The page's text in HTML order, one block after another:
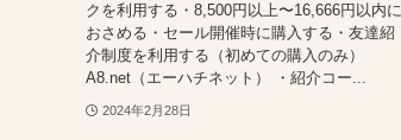
クを利用する・8,500円以上〜16,666円以内に
おさめる・セール開催時に購入する・友達紹
介制度を利用する（初めての購入のみ）
A8.net（エーハチネット） ・紹介コー...
2024年2月28日